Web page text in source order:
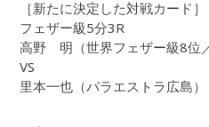
［新たに決定した対戦カード］
フェザー級5分3R
高野 明（世界フェザー級8位／
VS
里本一也（パラエストラ広島）